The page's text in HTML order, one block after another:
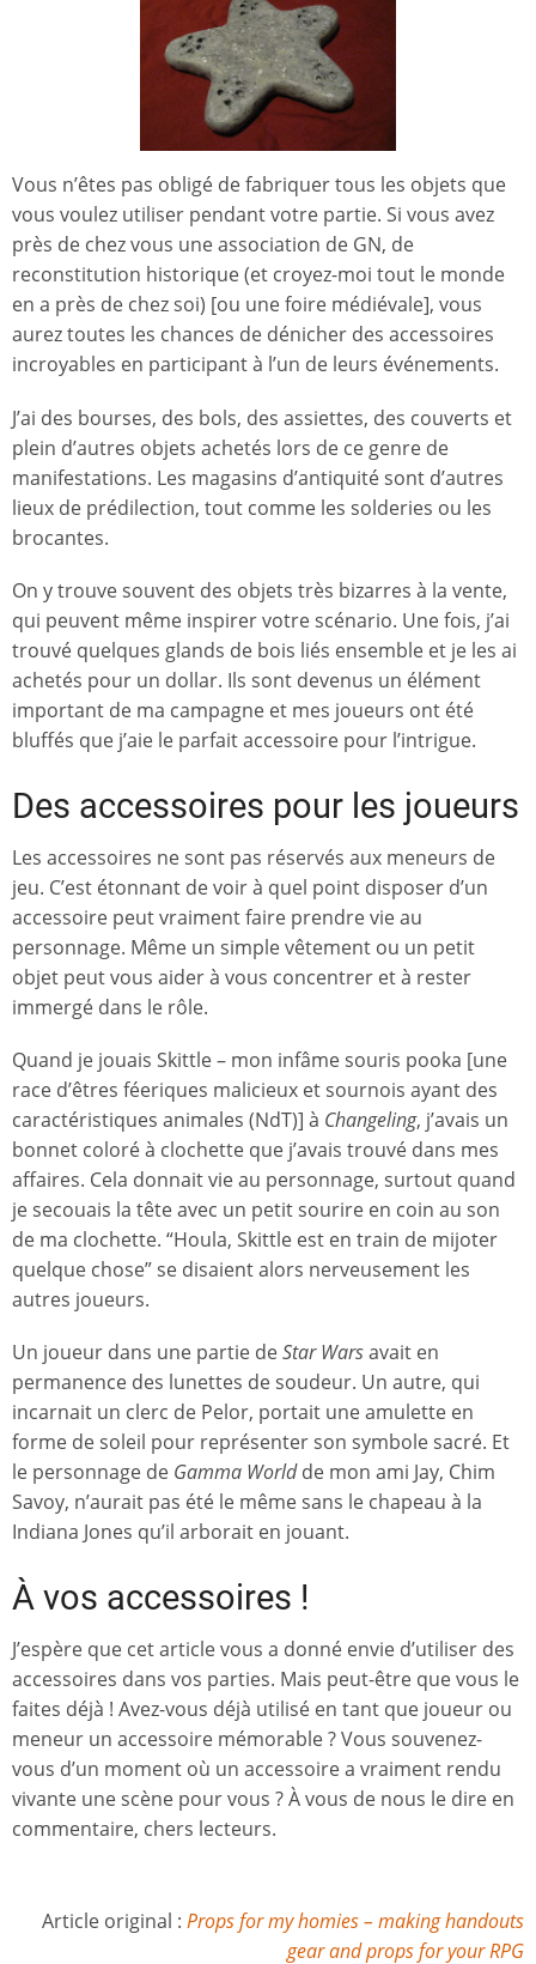
Vous n’êtes pas obligé de fabriquer tous les objets que
vous voulez utiliser pendant votre partie. Si vous avez
près de chez vous une association de GN, de
reconstitution historique (et croyez-moi tout le monde
en a près de chez soi) [ou une foire médiévale], vous
aurez toutes les chances de dénicher des accessoires
incroyables en participant à l’un de leurs événements.
J’ai des bourses, des bols, des assiettes, des couverts et
plein d’autres objets achetés lors de ce genre de
manifestations. Les magasins d’antiquité sont d’autres
lieux de prédilection, tout comme les solderies ou les
brocantes.
On y trouve souvent des objets très bizarres à la vente,
qui peuvent même inspirer votre scénario. Une fois, j’ai
trouvé quelques glands de bois liés ensemble et je les ai
achetés pour un dollar. Ils sont devenus un élément
important de ma campagne et mes joueurs ont été
bluffés que j’aie le parfait accessoire pour l’intrigue.
Des accessoires pour les joueurs
Les accessoires ne sont pas réservés aux meneurs de
jeu. C’est étonnant de voir à quel point disposer d’un
accessoire peut vraiment faire prendre vie au
personnage. Même un simple vêtement ou un petit
objet peut vous aider à vous concentrer et à rester
immergé dans le rôle.
Quand je jouais Skittle – mon infâme souris pooka [une
race d’êtres féeriques malicieux et sournois ayant des
caractéristiques animales (NdT)] à Changeling, j’avais un
bonnet coloré à clochette que j’avais trouvé dans mes
affaires. Cela donnait vie au personnage, surtout quand
je secouais la tête avec un petit sourire en coin au son
de ma clochette. “Houla, Skittle est en train de mijoter
quelque chose” se disaient alors nerveusement les
autres joueurs.
Un joueur dans une partie deStar Warsavait en
permanence des lunettes de soudeur. Un autre, qui
incarnait un clerc de Pelor, portait une amulette en
forme de soleil pour représenter son symbole sacré. Et
le personnage de Gamma Worldde mon ami Jay, Chim
Savoy, n’aurait pas été le même sans le chapeau à la
Indiana Jones qu’il arborait en jouant.
À vos accessoires !
J’espère que cet article vous a donné envie d’utiliser des
accessoires dans vos parties. Mais peut-être que vous le
faites déjà ! Avez-vous déjà utilisé en tant que joueur ou
meneur un accessoire mémorable ? Vous souvenez-
vous d’un moment où un accessoire a vraiment rendu
vivante une scène pour vous ? À vous de nous le dire en
commentaire, chers lecteurs.
Article original : Props for my homies – making handouts
gear and props for your RPG